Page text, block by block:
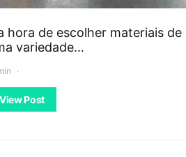
hora de escolher materiais
variedade…
View Post